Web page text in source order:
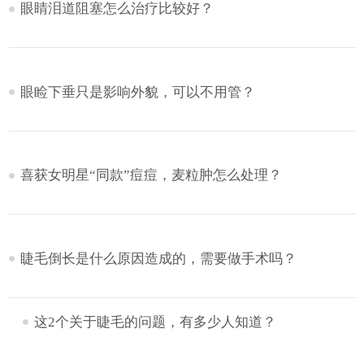
眼睛泪道阻塞怎么治疗比较好？
眼睑下垂只是影响外貌，可以不用管？
喜获女明星“同款”痘痘，麦粒肿怎么处理？
睫毛倒长是什么原因造成的，需要做手术吗？
这2个关于睫毛的问题，有多少人知道？